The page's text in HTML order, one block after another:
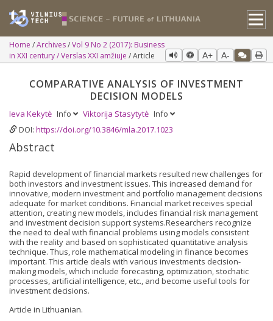
Home Archives Vol 9 No 2 (2017): Business
in XXI century / Verslas XXI amžiuje
Article A+ A-
COMPARATIVE ANALYSIS OF INVESTMENT
DECISION MODELS
Ieva Kekytė Info Viktorija Stasytytė Info
DOI: https://doi.org/10.3846/mla.2017.1023
Abstract
Rapid development of financial markets resulted new challenges for
both investors and investment issues. This increased demand for
innovative, modern investment and portfolio management decisions
adequate for market conditions. Financial market receives special
attention, creating new models, includes financial risk management
and investment decision support systems.Researchers recognize
the need to deal with financial problems using models consistent
with the reality and based on sophisticated quantitative analysis
technique. Thus, role mathematical modeling in finance becomes
important. This article deals with various investments decision-
making models, which include forecasting, optimization, stochatic
processes, artificial intelligence, etc., and become useful tools for
investment decisions.
Article in Lithuanian.